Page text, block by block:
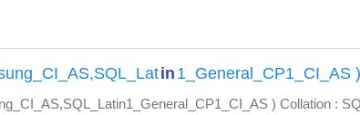
든 100명이든 이름이 같으면 모두 제외되고 홍길동 하나
in 1_General_CP1_CI_AS )
) Collation :